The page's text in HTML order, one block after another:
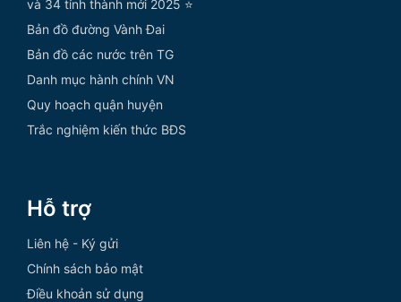
và 34 tỉnh thành mới 2025 ⭐
Bản đồ đường Vành Đai
Bản đồ các nước trên TG
Danh mục hành chính VN
Quy hoạch quận huyện
Trắc nghiệm kiến thức BĐS
Hỗ trợ
Liên hệ - Ký gửi
Chính sách bảo mật
Điều khoản sử dụng